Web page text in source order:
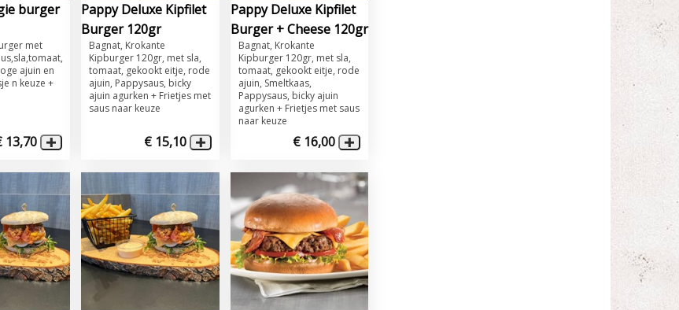
burger
met
ajuin en
n keuze +
13,70
Pappy Deluxe Kipfilet
Burger 120gr
Bagnat, Krokante
Kipburger 120gr, met sla,
tomaat, gekookt eitje, rode
ajuin, Pappysaus, bicky
ajuin agurken + Frietjes met
saus naar keuze
€ 15,10
Pappy Deluxe Kipfilet
Burger + Cheese 120gr
Bagnat, Krokante
Kipburger 120gr, met sla,
tomaat, gekookt eitje, rode
ajuin, Smeltkaas,
Pappysaus, bicky ajuin
agurken + Frietjes met saus
naar keuze
€ 16,00